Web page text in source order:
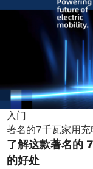
入门
著名的7千瓦家用充
了解这款著名的
的好处